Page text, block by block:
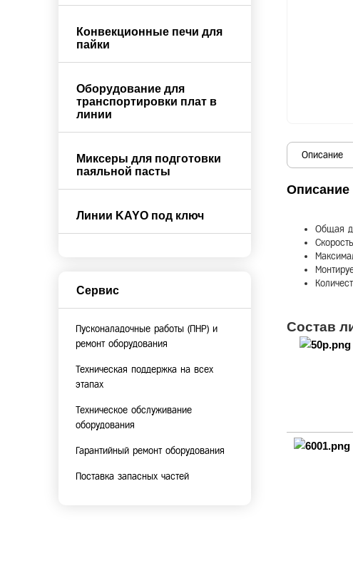
Конвекционные печи для
пайки
Оборудование для
транспортировки плат в
линии
Миксеры для подготовки
паяльной пасты
Линии KAYO под ключ
Сервис
Пусконаладочные работы (ПНР) и
ремонт оборудования
Техническая поддержка на всех
этапах
Техническое обслуживание
оборудования
Гарантийный ремонт оборудования
Поставка запасных частей
Описание
Описание
Общая
Состав